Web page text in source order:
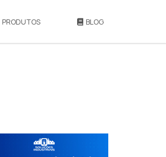
PRODUTOS BLOG